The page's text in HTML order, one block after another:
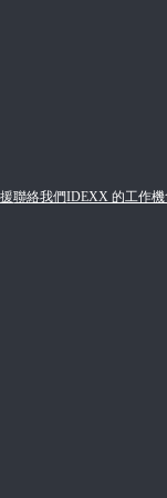
聯絡我們IDEXX 的工作